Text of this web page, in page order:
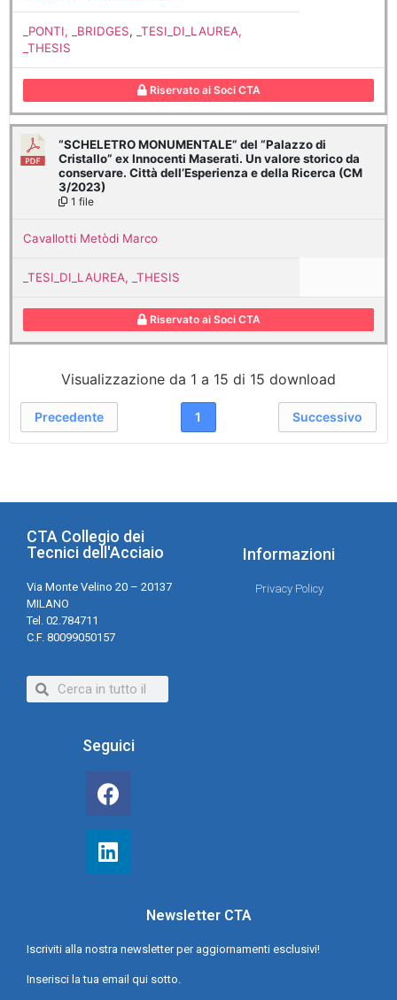
_PONTI, _BRIDGES,
_TESI_DI_LAUREA,
_THESIS
Riservato ai Soci CTA
“SCHELETRO MONUMENTALE” del “Palazzo di
Cristallo” ex Innocenti Maserati. Un valore storico da
conservare. Città dell’Esperienza e della Ricerca (CM
3/2023)
1 file
Cavallotti Metòdi Marco
_TESI_DI_LAUREA, _THESIS
Riservato ai Soci CTA
Visualizzazione da 1 a 15 di 15 download
Precedente 1 Successivo
CTA Collegio dei
Tecnici dell'Acciaio
Via Monte Velino 20 – 20137
MILANO
Tel. 02.784711
C.F. 80099050157
Informazioni
Privacy Policy
Seguici
Newsletter CTA
Iscriviti alla nostra newsletter per aggiornamenti esclusivi!
Inserisci la tua email qui sotto.